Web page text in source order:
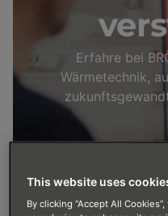
Erfahre bei
Wärmetechnik,
This website uses
By clicking “Accept All